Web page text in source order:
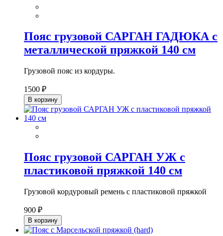
Пояс грузовой САРГАН ГАДЮКА с
металлической пряжкой 140 см
Грузовой пояс из кордуры.
1500 ₽
В корзину
Пояс грузовой САРГАН УЖ с
пластиковой пряжкой 140 см
Грузовой кордуровый ремень с пластиковой пряжкой
900 ₽
В корзину